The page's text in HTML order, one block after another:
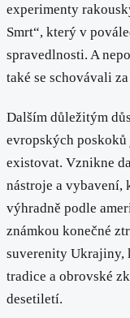
experimenty
Smrt“, který v
spravedlnosti. A
také se schovávali
Dalším důležitým
evropských
existovat. Vznikne
nástroje a vybavení,
výhradně podle
známkou konečné
suverenity Ukrajiny,
tradice a obrovské
desetiletí.